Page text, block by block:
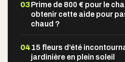
03Prime de 800 € pour le
obtenir cette aide pour
chaud ?
04 15 fleurs d’été
jardinière en plein soleil